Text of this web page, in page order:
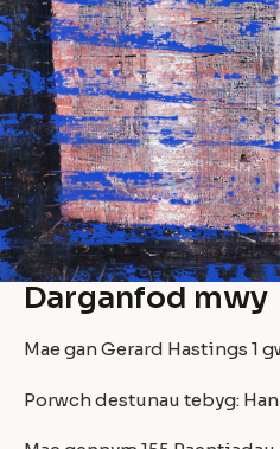
Darganfod mwy
Mae gan Gerard Hastings 1
Porwch destunau tebyg: